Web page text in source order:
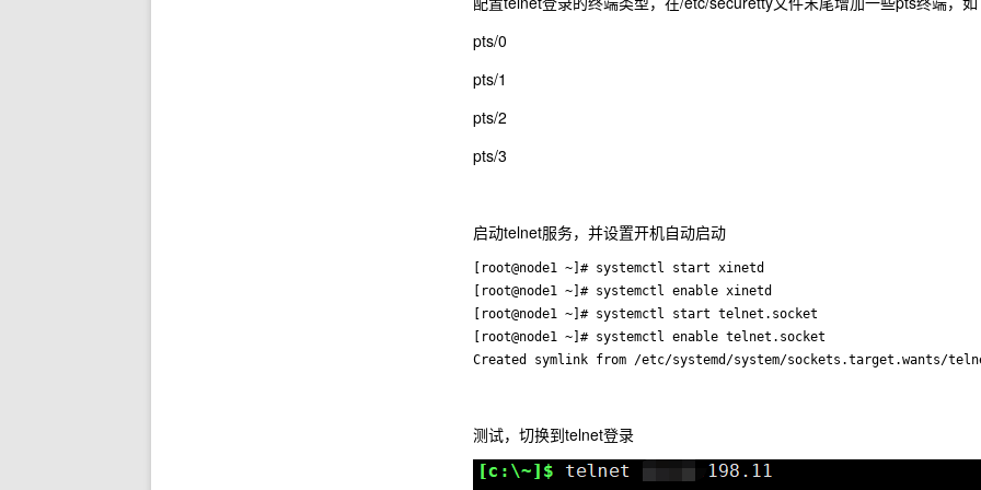
pts/0
pts/1
pts/2
pts/3
启动telnet服务，并设置开机自动启动
[root@node1 ~]# systemctl start xinetd
[root@node1 ~]# systemctl enable xinetd
[root@node1 ~]# systemctl start telnet.socket
[root@node1 ~]# systemctl enable telnet.socket
测试，切换到telnet登录